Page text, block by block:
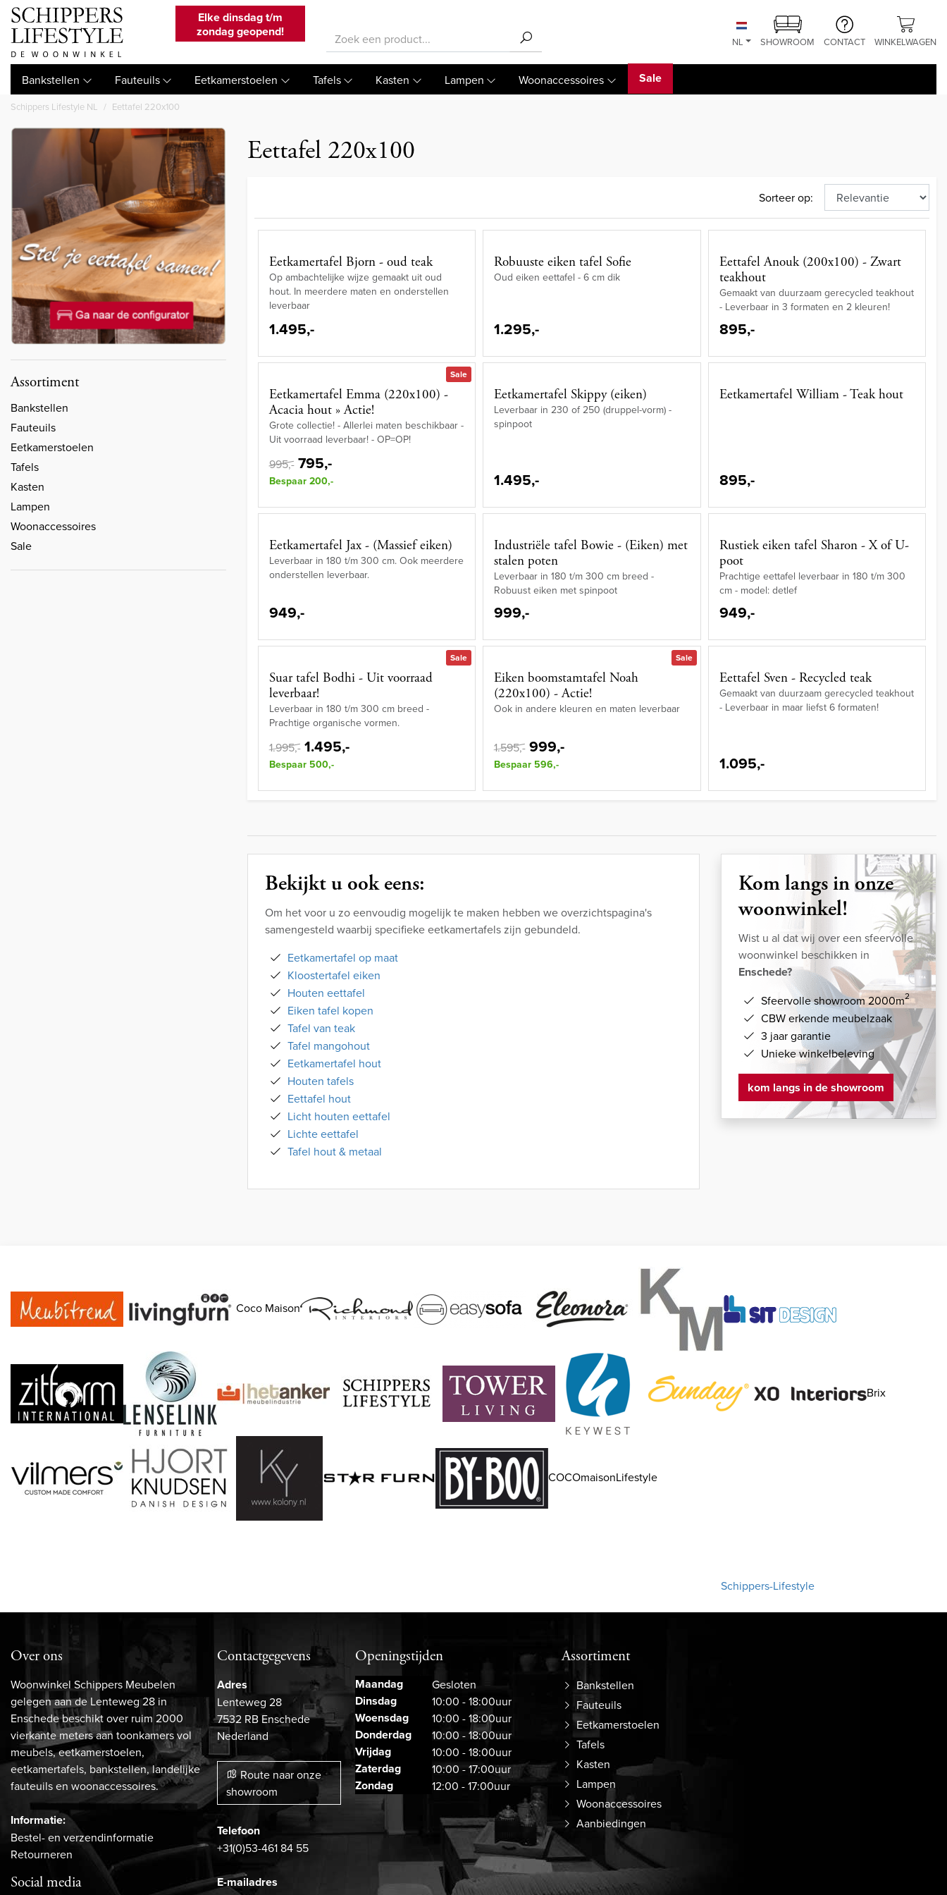
Elke dinsdag t/m
zondag geopend!
NL SHOWROOM CONTACT WINKELWAGEN
Bankstellen Fauteuils Eetkamerstoelen Tafels Kasten Lampen Woonaccessoires Sale
Schippers Lifestyle NL Eettafel 220x100
Assortiment
Bankstellen
Fauteuils
Eetkamerstoelen
Tafels
Kasten
Lampen
Woonaccessoires
Sale
Eettafel 220x100
Sorteer op:
Eetkamertafel Bjorn - oud teak
Op ambachtelijke wijze gemaakt uit oud
hout. In meerdere maten en onderstellen
leverbaar
1.495,-
Robuuste eiken tafel Sofie
Oud eiken eettafel - 6 cm dik
1.295,-
Eettafel Anouk (200x100) - Zwart
teakhout
Gemaakt van duurzaam gerecycled teakhout
- Leverbaar in 3 formaten en 2 kleuren!
895,-
Sale
Eetkamertafel Emma (220x100) -
Acacia hout » Actie!
Grote collectie! - Allerlei maten beschikbaar -
Uit voorraad leverbaar! - OP=OP!
995,- 795,-
Bespaar 200,-
Eetkamertafel Skippy (eiken)
Leverbaar in 230 of 250 (druppel-vorm) -
spinpoot
1.495,-
Eetkamertafel William - Teak hout
895,-
Eetkamertafel Jax - (Massief eiken)
Leverbaar in 180 t/m 300 cm. Ook meerdere
onderstellen leverbaar.
949,-
Industriële tafel Bowie - (Eiken) met
stalen poten
Leverbaar in 180 t/m 300 cm breed -
Robuust eiken met spinpoot
999,-
Rustiek eiken tafel Sharon - X of U-
poot
Prachtige eettafel leverbaar in 180 t/m 300
cm - model: detlef
949,-
Sale
Suar tafel Bodhi - Uit voorraad
leverbaar!
Leverbaar in 180 t/m 300 cm breed -
Prachtige organische vormen.
1.995,- 1.495,-
Bespaar 500,-
Sale
Eiken boomstamtafel Noah
(220x100) - Actie!
Ook in andere kleuren en maten leverbaar
1.595,- 999,-
Bespaar 596,-
Eettafel Sven - Recycled teak
Gemaakt van duurzaam gerecycled teakhout
- Leverbaar in maar liefst 6 formaten!
1.095,-
Bekijkt u ook eens:
Om het voor u zo eenvoudig mogelijk te maken hebben we overzichtspagina's
samengesteld waarbij specifieke eetkamertafels zijn gebundeld.
Eetkamertafel op maat
Kloostertafel eiken
Houten eettafel
Eiken tafel kopen
Tafel van teak
Tafel mangohout
Eetkamertafel hout
Houten tafels
Eettafel hout
Licht houten eettafel
Lichte eettafel
Tafel hout & metaal
Kom langs in onze
woonwinkel!
Wist u al dat wij over een sfeervolle
woonwinkel beschikken in
Enschede?
Sfeervolle showroom 2000m2
CBW erkende meubelzaak
3 jaar garantie
Unieke winkelbeleving
kom langs in de showroom
Coco Maison
Brix
COCOmaisonLifestyle
Over ons
Woonwinkel Schippers Meubelen
gelegen aan de Lenteweg 28 in
Enschede beschikt over ruim 2000
vierkante meters aan toonkamers vol
meubels, eetkamerstoelen,
eetkamertafels, bankstellen, landelijke
fauteuils en woonaccessoires.
Informatie:
Bestel- en verzendinformatie
Retourneren
Social media
Contactgegevens
Adres
Lenteweg 28
7532 RB Enschede
Nederland
Route naar onze
showroom
Telefoon
+31(0)53-461 84 55
E-mailadres
Openingstijden
Maandag Gesloten
Dinsdag 10:00 - 18:00uur
Woensdag 10:00 - 18:00uur
Donderdag 10:00 - 18:00uur
Vrijdag 10:00 - 18:00uur
Zaterdag 10:00 - 17:00uur
Zondag 12:00 - 17:00uur
Assortiment
Bankstellen
Fauteuils
Eetkamerstoelen
Tafels
Kasten
Lampen
Woonaccessoires
Aanbiedingen
Schippers-Lifestyle